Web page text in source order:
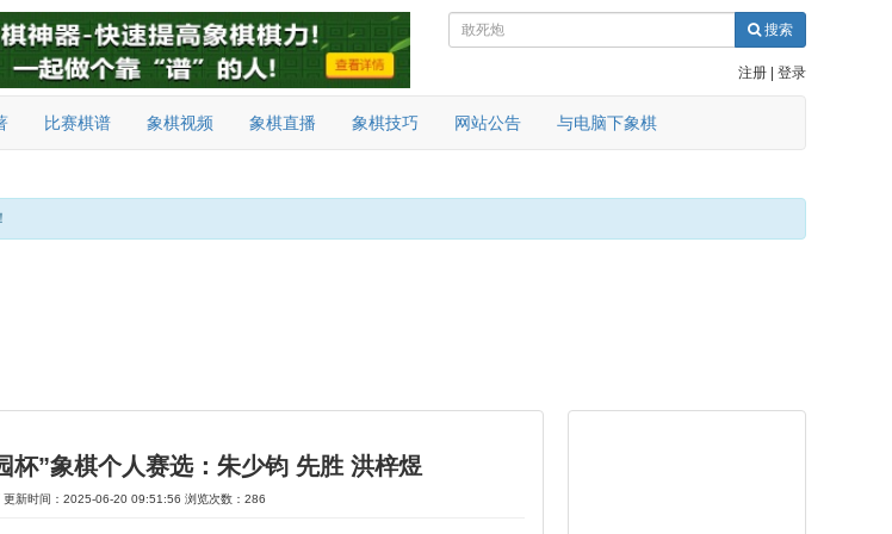
搜索
注册 登录
比赛棋谱 象棋视频 象棋直播 象棋技巧 网站公告 与电脑下象棋
杯”象棋个人赛选：朱少钧 先胜 洪梓煜
更新时间：2025-06-20 09:51:56 浏览次数：286